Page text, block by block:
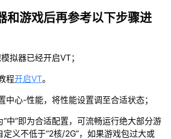
和游戏后再参考以下步骤进
拟器已经开启VT；
程开启VT。
中心-性能，将性能设置调至合适状态；
中”即为合适配置，可流畅运行绝大部分游
义不低于“2核/2G”，如果游戏包过大或